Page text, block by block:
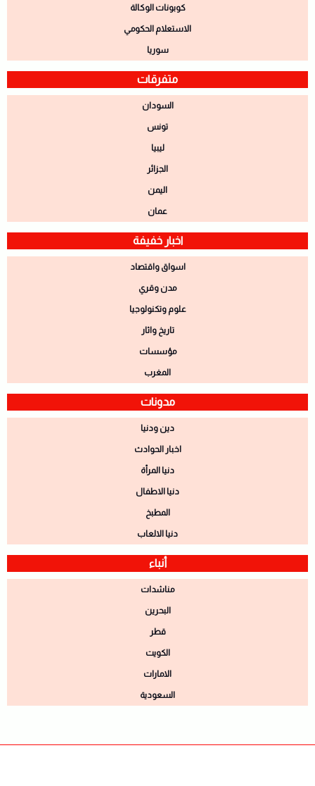
كوبونات الوكالة
الاستعلام الحكومي
سوريا
متفرقات
السودان
تونس
ليبيا
الجزائر
اليمن
عمان
اخبار خفيفة
اسواق واقتصاد
مدن وقري
علوم وتكنولوجيا
تاريخ واثار
مؤسسات
المغرب
مدونات
دين ودنيا
اخبار الحوادث
دنيا المرأة
دنيا الاطفال
المطبخ
دنيا الالعاب
أنباء
مناشدات
البحرين
قطر
الكويت
الامارات
السعودية